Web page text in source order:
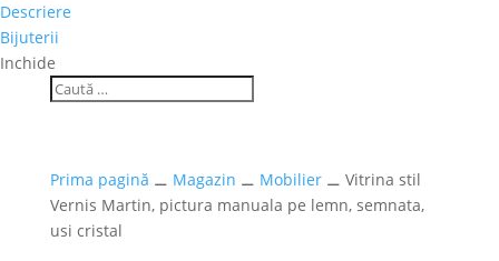
Descriere
Bijuterii
Inchide
Prima pagină ⚊ Magazin ⚊ Mobilier⚊ Vitrina stil
Vernis Martin, pictura manuala pe lemn, semnata,
usi cristal